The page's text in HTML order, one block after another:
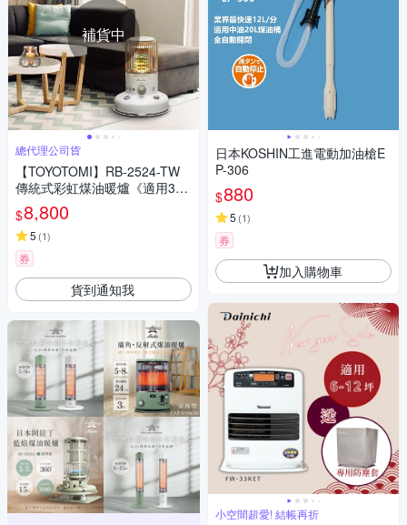
補貨中
總代理公司貨
【TOYOTOMI】RB-2524-TW
傳統式彩虹煤油暖爐《適用3-5
坪》
$8,800
5 (1)
券
貨到通知我
日本KOSHIN工進電動加油槍E
P-306
$880
5 (1)
券
加入購物車
小空間超愛! 結帳再折